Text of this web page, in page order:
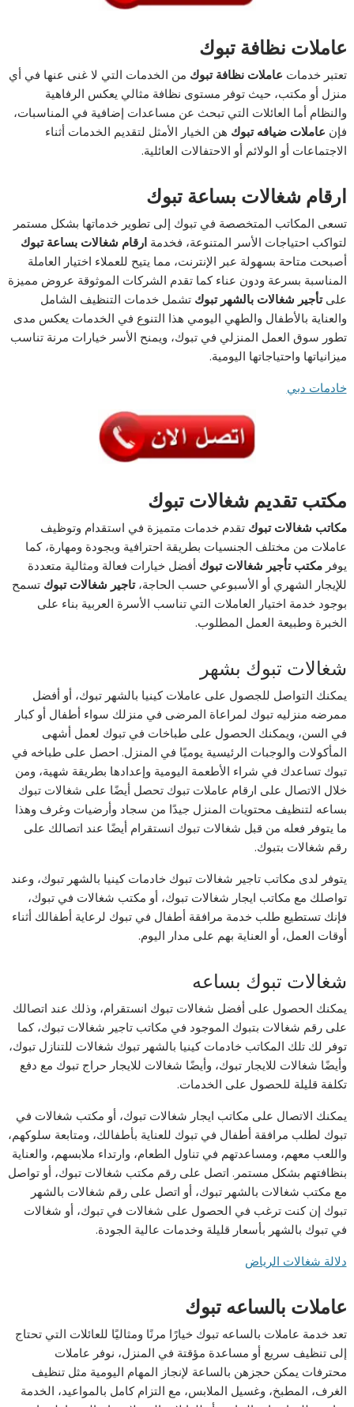
عاملات نظافة تبوك
تعتبر خدمات عاملات نظافة تبوك من الخدمات التي لا غنى عنها في أي
منزل أو مكتب، حيث توفر مستوى نظافة مثالي يعكس الرفاهية
والنظام أما العائلات التي تبحث عن مساعدات إضافية في المناسبات،
فإن عاملات ضيافه تبوك هن الخيار الأمثل لتقديم الخدمات أثناء
الاجتماعات أو الولائم أو الاحتفالات العائلية.
ارقام شغالات بساعة تبوك
تسعى المكاتب المتخصصة في تبوك إلى تطوير خدماتها بشكل مستمر
لتواكب احتياجات الأسر المتنوعة، فخدمةارقام شغالات بساعة تبوك
أصبحت متاحة بسهولة عبر الإنترنت، مما يتيح للعملاء اختيار العاملة
المناسبة بسرعة ودون عناء كما تقدم الشركات الموثوقة عروض مميزة
علىتأجير شغالات بالشهر تبوك تشمل خدمات التنظيف الشامل
والعناية بالأطفال والطهي اليومي هذا التنوع في الخدمات يعكس مدى
تطور سوق العمل المنزلي في تبوك، ويمنح الأسر خيارات مرنة تناسب
ميزانياتها واحتياجاتها اليومية.
خادمات دبي
مكتب تقديم شغالات تبوك
مكاتب شغالات تبوك تقدم خدمات متميزة في استقدام وتوظيف
عاملات من مختلف الجنسيات بطريقة احترافية وبجودة ومهارة، كما
يوفرمكتب تأجير شغالات تبوك أفضل خيارات فعالة ومثالية متعددة
للإيجار الشهري أو الأسبوعي حسب الحاجة،تاجير شغالات تبوك تسمح
بوجود خدمة اختيار العاملات التي تناسب الأسرة العربية بناء على
الخبرة وطبيعة العمل المطلوب.
شغالات تبوك بشهر
يمكنك التواصل للجصول على عاملات كينيا بالشهر تبوك، أو أفضل
ممرضه منزليه تبوك لمراعاة المرضى في منزلك سواء أطفال أو كبار
في السن، ويمكنك الحصول على طباخات في تبوك لعمل أشهى
المأكولات والوجبات الرئيسية يوميًا في المنزل. احصل على طباخه في
تبوك تساعدك في شراء الأطعمة اليومية وإعدادها بطريقة شهية، ومن
خلال الاتصال على ارقام عاملات تبوك تحصل أيضًا على شغالات تبوك
بساعه لتنظيف محتويات المنزل جيدًا من سجاد وأرضيات وغرف وهذا
ما يتوفر فعله من قبل شغالات تبوك انستقرام أيضًا عند اتصالك على
رقم شغالات بتبوك.
يتوفر لدى مكاتب تاجير شغالات تبوك خادمات كينيا بالشهر تبوك، وعند
تواصلك مع مكاتب ايجار شغالات تبوك، أو مكتب شغالات في تبوك،
فإنك تستطيع طلب خدمة مرافقة أطفال في تبوك لرعاية أطفالك أثناء
أوقات العمل، أو العناية بهم على مدار اليوم.
شغالات تبوك بساعه
يمكنك الحصول على أفضل شغالات تبوك انستقرام، وذلك عند اتصالك
على رقم شغالات بتبوك الموجود في مكاتب تاجير شغالات تبوك، كما
توفر لك تلك المكاتب خادمات كينيا بالشهر تبوك شغالات للتنازل تبوك،
وأيضًا شغالات للايجار تبوك، وأيضًا شغالات للايجار حراج تبوك مع دفع
تكلفة قليلة للحصول على الخدمات.
يمكنك الاتصال على مكاتب ايجار شغالات تبوك، أو مكتب شغالات في
تبوك لطلب مرافقة أطفال في تبوك للعناية بأطفالك، ومتابعة سلوكهم،
واللعب معهم، ومساعدتهم في تناول الطعام، وارتداء ملابسهم، والعناية
بنظافتهم بشكل مستمر. اتصل على رقم مكتب شغالات تبوك، أو تواصل
مع مكتب شغالات بالشهر تبوك، أو اتصل على رقم شغالات بالشهر
تبوك إن كنت ترغب في الحصول على شغالات في تبوك، أو شغالات
في تبوك بالشهر بأسعار قليلة وخدمات عالية الجودة.
دلالة شغالات الرياض
عاملات بالساعه تبوك
تعد خدمة عاملات بالساعه تبوك خيارًا مرنًا ومثاليًا للعائلات التي تحتاج
إلى تنظيف سريع أو مساعدة مؤقتة في المنزل، نوفر عاملات
محترفات يمكن حجزهن بالساعة لإنجاز المهام اليومية مثل تنظيف
الغرف، المطبخ، وغسيل الملابس، مع التزام كامل بالمواعيد، الخدمة